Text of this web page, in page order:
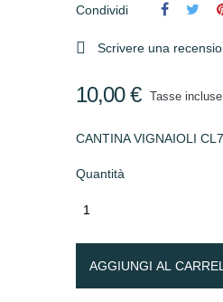
Condividi
 Scrivere una
10,00 € Tasse incluse
CANTINA VIGNAIOLI
Quantità
AGGIUNGI AL